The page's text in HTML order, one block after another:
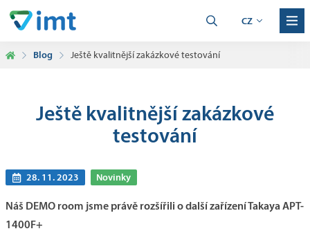
CZ
Blog Ještě kvalitnější zakázkové testování
Ještě kvalitnější zakázkové
testování
28. 11. 2023 Novinky
Náš DEMO room jsme právě rozšířili o další zařízení Takaya APT-
1400F+